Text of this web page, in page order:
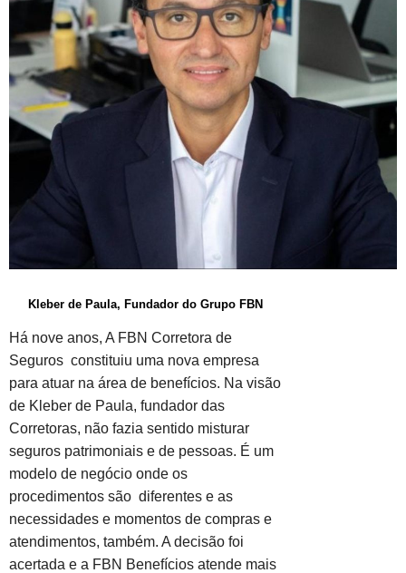
Kleber de Paula, Fundador do Grupo FBN
Há nove anos, A FBN Corretora de
Seguros constituiu uma nova empresa
para atuar na área de benefícios. Na visão
de Kleber de Paula, fundador das
Corretoras, não fazia sentido misturar
seguros patrimoniais e de pessoas. É um
modelo de negócio onde os
procedimentos são diferentes e as
necessidades e momentos de compras e
atendimentos, também. A decisão foi
acertada e a FBN Benefícios atende mais